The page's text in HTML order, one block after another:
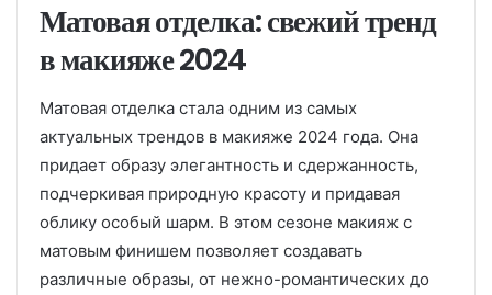
Матовая отделка: свежий тренд
в макияже 2024
Матовая отделка стала одним из самых
актуальных трендов в макияже 2024 года. Она
придает образу элегантность и сдержанность,
подчеркивая природную красоту и придавая
облику особый шарм. В этом сезоне макияж с
матовым финишем позволяет создавать
различные образы, от нежно-романтических до